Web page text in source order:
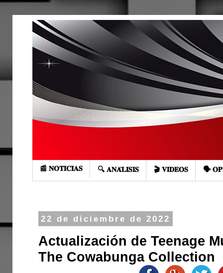
📰 𝐍𝐎𝐓𝐈𝐂𝐈𝐀𝐒 🔍 𝐀𝐍𝐀́𝐋𝐈𝐒𝐈𝐒 🎬 𝐕𝐈𝐃𝐄𝐎𝐒 🗣️
22 de diciembre de 2022
Actualización de Teenage
The Cowabunga Collection